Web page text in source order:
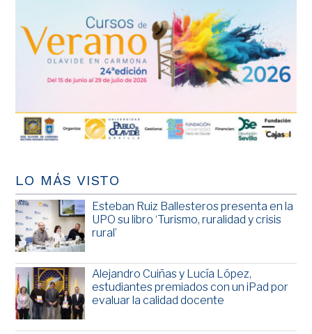
LO MÁS VISTO
Esteban Ruiz Ballesteros presenta en la
UPO su libro ‘Turismo, ruralidad y crisis
rural’
Alejandro Cuiñas y Lucía López,
estudiantes premiados con un iPad por
evaluar la calidad docente